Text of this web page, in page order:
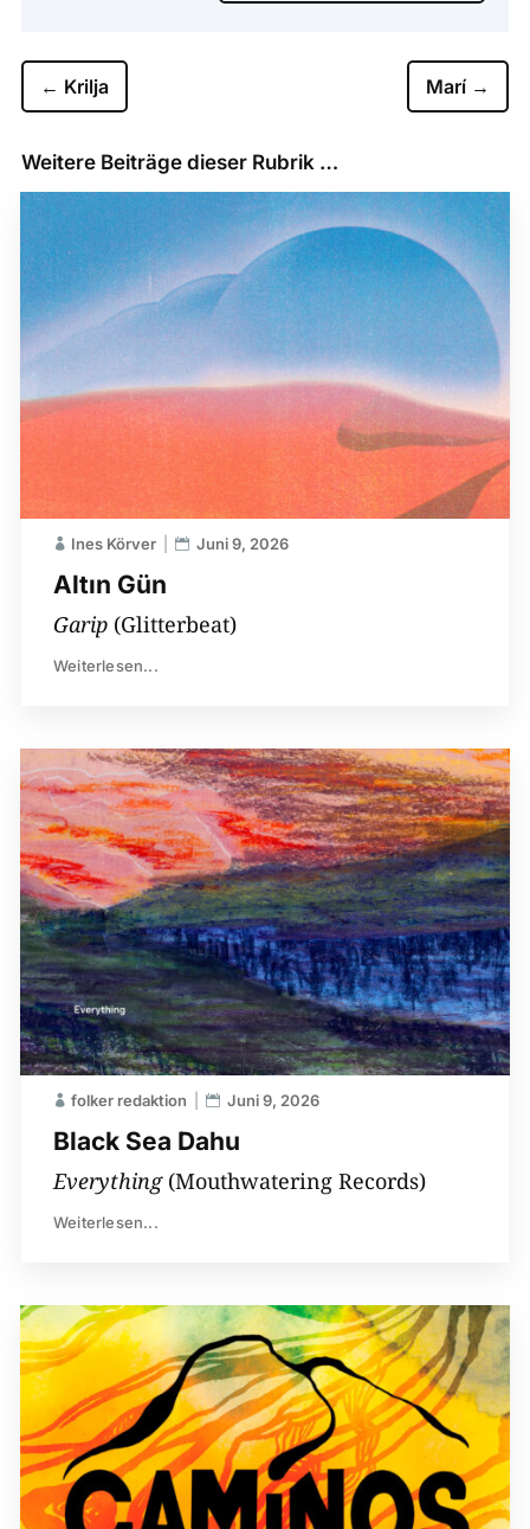
← Krilja Marí →
Weitere Beiträge dieser Rubrik …
Altın Gün
Ines Körver Juni 9, 2026
Garip(Glitterbeat)
Weiterlesen...
Black Sea Dahu
folker redaktion Juni 9, 2026
Everything(Mouthwatering Records)
Weiterlesen...